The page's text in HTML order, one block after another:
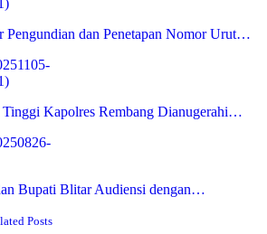
Pengundian dan Penetapan Nomor Urut…
Tinggi Kapolres Rembang Dianugerahi…
Bupati Blitar Audiensi dengan…
Posts